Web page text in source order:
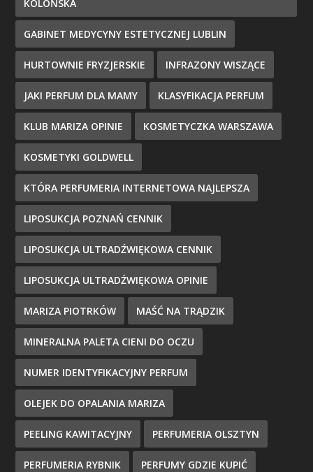
KOLOŃSKA
GABINET MEDYCYNY ESTETYCZNEJ LUBLIN
HURTOWNIE FRYZJERSKIE INFRAZONY WISZĄCE
JAKI PERFUM DLA MAMY KLASYFIKACJA PERFUM
KLUB MARIZA OPINIE KOSMETYCZKA WARSZAWA
KOSMETYKI GOLDWELL
KTÓRA PERFUMERIA INTERNETOWA NAJLEPSZA
LIPOSUKCJA POZNAŃ CENNIK
LIPOSUKCJA ULTRADŹWIĘKOWA CENNIK
LIPOSUKCJA ULTRADŹWIĘKOWA OPINIE
MARIZA PIOTRKÓW MAŚĆ NA TRĄDZIK
MINERALNA PALETA CIENI DO OCZU
NUMER IDENTYFIKACYJNY PERFUM
OLEJEK DO OPALANIA MARIZA
PEELING KAWITACYJNY PERFUMERIA OLSZTYN
PERFUMERIA RYBNIK PERFUMY GDZIE KUPIĆ